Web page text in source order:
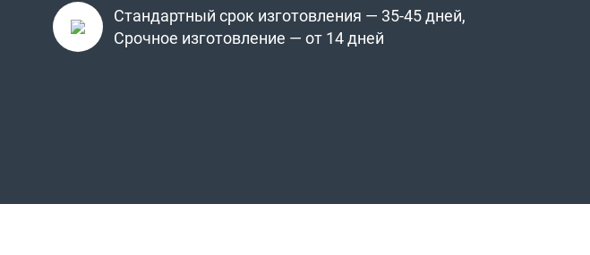
Стандартный срок изготовления — 35-45 дней,
Срочное изготовление — от 14 дней